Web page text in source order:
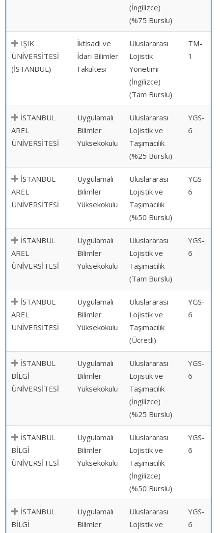
(İngilizce)
(%75 Burslu)
IŞIK
ÜNİVERSİTESİ
(İSTANBUL)
İktisadi ve
İdari Bilimler
Fakültesi
Uluslararası
Lojistik
Yönetimi
(İngilizce)
(Tam Burslu)
TM-
1
İSTANBUL
AREL
ÜNİVERSİTESİ
Uygulamalı
Bilimler
Yüksekokulu
Uluslararası
Lojistik ve
Taşımacılık
(%25 Burslu)
YGS-
6
İSTANBUL
AREL
ÜNİVERSİTESİ
Uygulamalı
Bilimler
Yüksekokulu
Uluslararası
Lojistik ve
Taşımacılık
(%50 Burslu)
YGS-
6
İSTANBUL
AREL
ÜNİVERSİTESİ
Uygulamalı
Bilimler
Yüksekokulu
Uluslararası
Lojistik ve
Taşımacılık
(Tam Burslu)
YGS-
6
İSTANBUL
AREL
ÜNİVERSİTESİ
Uygulamalı
Bilimler
Yüksekokulu
Uluslararası
Lojistik ve
Taşımacılık
(Ücretli)
YGS-
6
İSTANBUL
BİLGİ
ÜNİVERSİTESİ
Uygulamalı
Bilimler
Yüksekokulu
Uluslararası
Lojistik ve
Taşımacılık
(İngilizce)
(%25 Burslu)
YGS-
6
İSTANBUL
BİLGİ
ÜNİVERSİTESİ
Uygulamalı
Bilimler
Yüksekokulu
Uluslararası
Lojistik ve
Taşımacılık
(İngilizce)
(%50 Burslu)
YGS-
6
İSTANBUL
BİLGİ
Uygulamalı
Bilimler
Uluslararası
Lojistik ve
YGS-
6